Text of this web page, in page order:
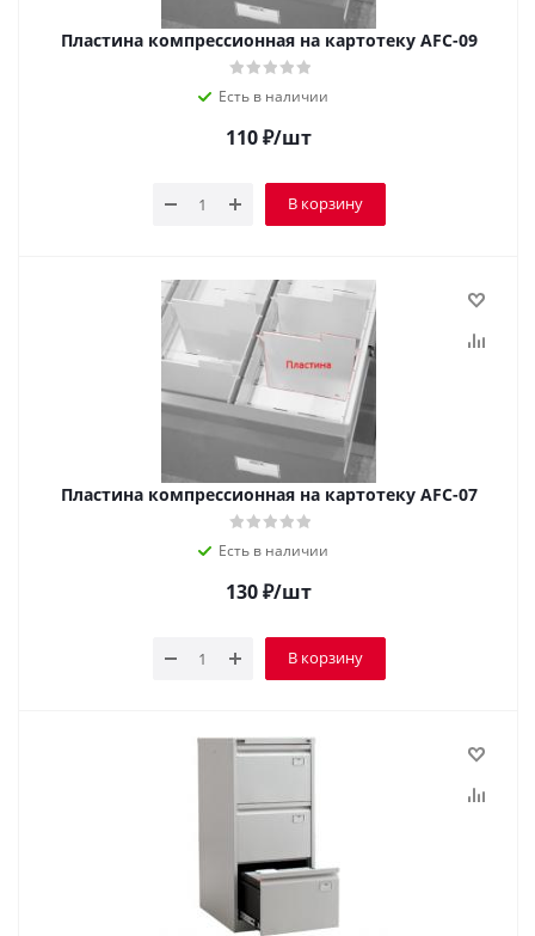
Пластина компрессионная на картотеку AFC-09
Есть в наличии
110₽/шт
В корзину
Пластина компрессионная на картотеку AFC-07
Есть в наличии
130₽/шт
В корзину